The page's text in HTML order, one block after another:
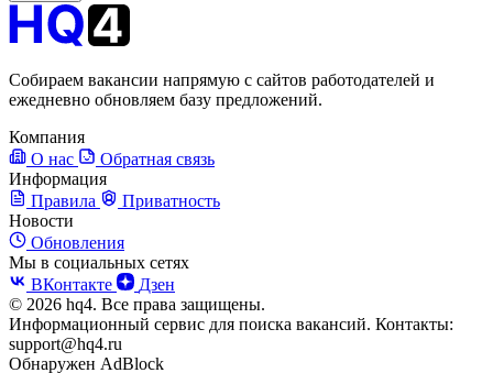
Собираем вакансии напрямую с сайтов работодателей и
ежедневно обновляем базу предложений.
Компания
О нас
Обратная связь
Информация
Правила
Приватность
Новости
Обновления
Мы в социальных сетях
ВКонтакте
Дзен
© 2026 hq4. Все права защищены.
Информационный сервис для поиска вакансий. Контакты:
support@hq4.ru
Обнаружен AdBlock